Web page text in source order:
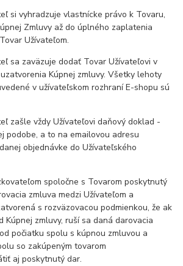
si vyhradzuje vlastnícke právo k Tovaru,
Zmluvy až do úplného zaplatenia
Užívateľom.
sa zaväzuje dodať Tovar Užívateľovi v
Kúpnej zmluvy. Všetky lehoty
v užívateľskom rozhraní E-shopu sú
zašle vždy Užívateľovi daňový doklad -
podobe, a to na emailovou adresu
objednávke do Užívateľského
spoločne s Tovarom poskytnutý
zmluva medzi Užívateľom a
s rozväzovacou podmienkou, že ak
Kúpnej zmluvy, ruší sa daná darovacia
počiatku spolu s kúpnou zmluvou a
so zakúpeným tovarom
aj poskytnutý dar.